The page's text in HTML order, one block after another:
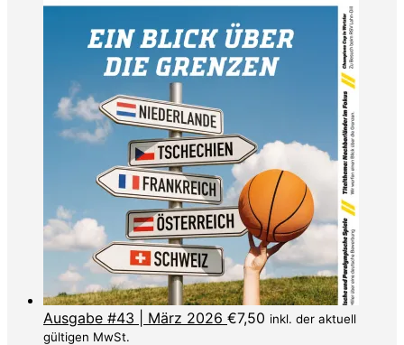
Ausgabe #43 | März 2026 €7,50 inkl. der aktuell
gültigen MwSt.